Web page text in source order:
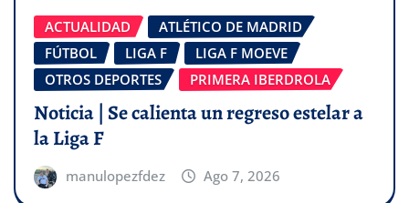
ACTUALIDAD
ATLÉTICO DE MADRID
FÚTBOL
LIGA F
LIGA F MOEVE
OTROS DEPORTES
PRIMERA IBERDROLA
Noticia | Se calienta un regreso estelar a
la Liga F
manulopezfdez Ago 7, 2026